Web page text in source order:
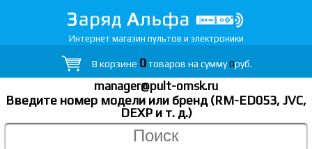
Интернет магазин пультов и электроники
В корзине 0товаров на сумму0руб.
manager@pult-omsk.ru
Введите номер модели или бренд (RM-ED053, JVC,
DEXP и т. д.)